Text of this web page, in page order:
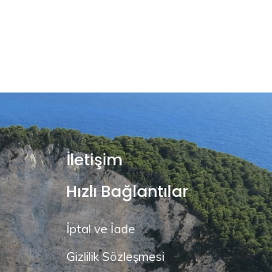
İletişim
Hızlı Bağlantılar
İptal ve İade
Gizlilik Sözleşmesi